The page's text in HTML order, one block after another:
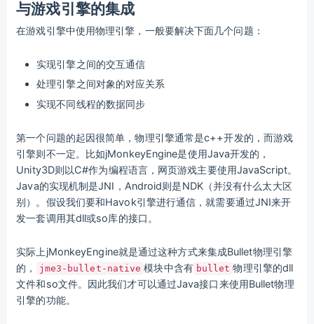
与游戏引擎的集成
在游戏引擎中使用物理引擎，一般要解决下面几个问题：
实现引擎之间的交互通信
处理引擎之间对象的对应关系
实现不同线程的数据同步
第一个问题的起因很简单，物理引擎通常是c++开发的，而游戏
引擎则不一定。比如jMonkeyEngine是使用Java开发的，
Unity3D则以C#作为编程语言，网页游戏主要使用JavaScript。
Java的实现机制是JNI，Android则是NDK（并没有什么太大区
别）。假设我们要和Havok引擎进行通信，就需要通过JNI来开
发一套调用其dll或so库的接口。
实际上jMonkeyEngine就是通过这种方式来集成Bullet物理引擎
的，
jme3-bullet-native 模块中含有 bullet 物理引擎的dll
文件和so文件。因此我们才可以通过Java接口来使用Bullet物理
引擎的功能。